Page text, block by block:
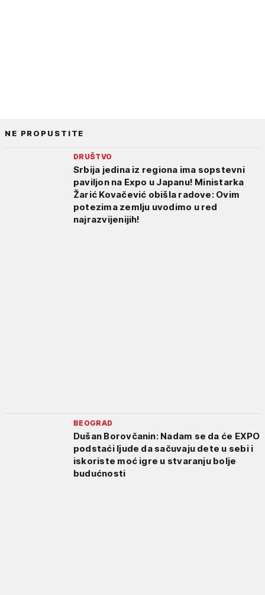
NE PROPUSTITE
DRUŠTVO
Srbija jedina iz regiona ima sopstevni
paviljon na Expo u Japanu! Ministarka
Žarić Kovačević obišla radove: Ovim
potezima zemlju uvodimo u red
najrazvijenijih!
BEOGRAD
Dušan Borovčanin: Nadam se da će EXPO
podstaći ljude da sačuvaju dete u sebi i
iskoriste moć igre u stvaranju bolje
budućnosti